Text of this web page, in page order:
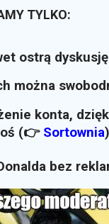
TYLKO:
ostrą
można
konta,
(👉 Sortownia)
bez